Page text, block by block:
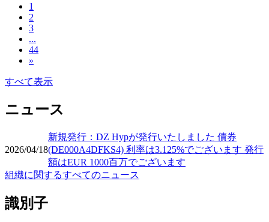
1
2
3
...
44
»
すべて表示
ニュース
2026/04/18
新規発行：DZ Hypが発行いたしました 債券
(DE000A4DFKS4) 利率は3.125%でございます 発行
額はEUR 1000百万でございます
組織に関するすべてのニュース
識別子